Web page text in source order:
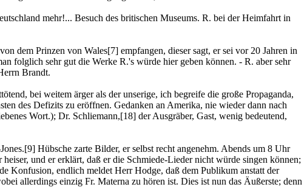
mehr!... Besuch des britischen Museums. R. bei der Heimfahrt in
dem Prinzen von Wales[7] empfangen, dieser sagt, er sei vor 20 Jahren in
folglich sehr gut die Werke R.'s würde hier geben können. - R. aber sehr
Brandt.
bei weitem ärger als der unserige, ich begreife die große Propaganda,
des Defizits zu eröffnen. Gedanken an Amerika, nie wieder dann nach
Wort.); Dr. Schliemann,[18] der Ausgräber, Gast, wenig bedeutend,
[9] Hübsche zarte Bilder, er selbst recht angenehm. Abends um 8 Uhr
und er erklärt, daß er die Schmiede-Lieder nicht würde singen können;
Konfusion, endlich meldet Herr Hodge, daß dem Publikum anstatt der
allerdings einzig Fr. Materna zu hören ist. Dies ist nun das Äußerste; denn